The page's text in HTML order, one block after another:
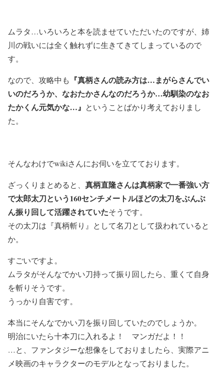
ムラタ…いろいろと本を読ませていただいたのですが、姉
川の戦いには全く触れずに生きてきてしまっているので
す。
なので、攻略中も 『真柄さんの読み方は…まがらさんでい
いのだろうか、なおたかさんなのだろうか…幼馴染のなお
たかくん元気かな…』 ということばかり考えておりまし
た。
そんなわけでwikiさんにお伺いを立てております。
ざっくりまとめると、 真柄直隆さんは真柄家で一番強い方
で太郎太刀という160センチメートルほどの太刀をぶんぶ
ん振り回して活躍されていたそうです。
その太刀は『真柄斬り』として名刀として扱われていると
か。
すごいですよ。
ムラタがそんなでかい刀持って振り回したら、重くて自身
を斬りそうです。
うっかり自害です。
本当にそんなでかい刀を振り回していたのでしょうか。
明治にいたら十本刀に入れるよ！ マンガだよ！！
…と、ファンタジーな想像をしておりましたら、実際アニ
メ映画のキャラクターのモデルとなっておりました。